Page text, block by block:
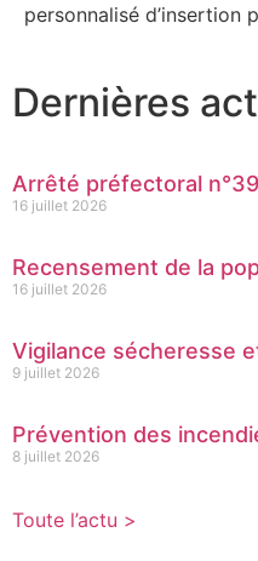
personnalisé d’insertion
Dernières
Arrêté préfectoral
16 juillet 2026
Recensement de la
16 juillet 2026
Vigilance sécheresse
9 juillet 2026
Prévention des
8 juillet 2026
Toute l’actu >